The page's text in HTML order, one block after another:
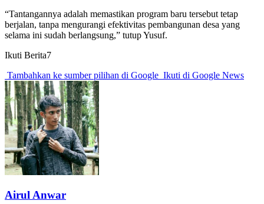
“Tantangannya adalah memastikan program baru tersebut tetap
berjalan, tanpa mengurangi efektivitas pembangunan desa yang
selama ini sudah berlangsung,” tutup Yusuf.
Ikuti Berita7
Tambahkan ke sumber pilihan di Google Ikuti di Google News
Airul Anwar